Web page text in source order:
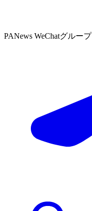
PANews WeChatグループ